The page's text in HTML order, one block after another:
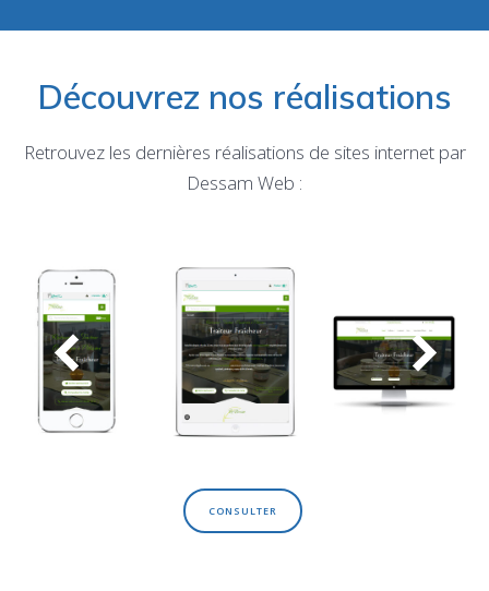
Découvrez nos réalisations
Retrouvez les dernières réalisations de sites internet par
Dessam Web :
CONSULTER